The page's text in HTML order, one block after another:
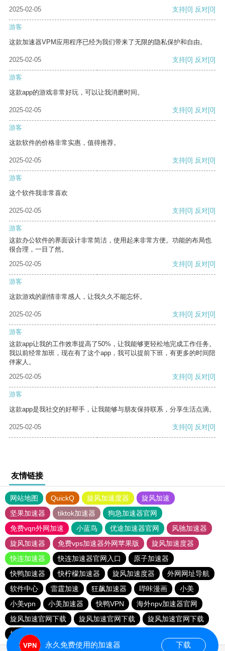
2025-02-05
支持[0] 反对[0]
游客
这款加速器VPM应用程序已经为我们带来了无限的隐私保护和自由。
2025-02-05 支持[0] 反对[0]
游客
这款app的游戏非常好玩，可以让我消磨时间。
2025-02-05 支持[0] 反对[0]
游客
这款软件的价格非常实惠，值得推荐。
2025-02-05 支持[0] 反对[0]
游客
这个软件我非常喜欢
2025-02-05 支持[0] 反对[0]
游客
这款办公软件的界面设计非常简洁，使用起来非常方便。功能的布局也
很合理，一目了然。
2025-02-05
支持[0] 反对[0]
游客
这款游戏的剧情非常感人，让我久久不能忘怀。
2025-02-05 支持[0] 反对[0]
游客
这款app让我的工作效率提高了50%，让我能够更轻松地完成工作任务。
我以前经常加班，现在有了这个app，我可以提前下班，有更多的时间陪
伴家人。
2025-02-05
支持[0] 反对[0]
游客
这款app是我社交的好帮手，让我能够与朋友保持联系，分享生活点滴。
2025-02-05 支持[0] 反对[0]
友情链接
网站地图 QuickQ 旋风加速度器
旋风加速
坚果加速器
tiktok加速器
狗急加速器官网
免费vqn外网加速
小蓝鸟 优途加速器官网
风驰加速器
旋风加速器
免费vps加速器外网苹果版
旋风加速度器
快连加速器
快连加速器官网入口
原子加速器
快鸭加速器
快柠檬加速器 旋风加速度器
外网网址导航
软件中心
雷霆加速 狂飙加速器 哔咔漫画
小美
小美vpn
小美加速器 快鸭VPN
海外npv加速器官网
旋风加速官网下载
旋风加速官网下载
旋风加速官网下载
旋风加速官网下载
永久免费使用的加速器 下载